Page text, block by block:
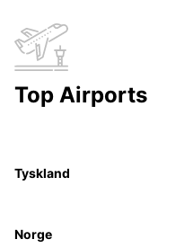
Top Airports
Tyskland
Norge